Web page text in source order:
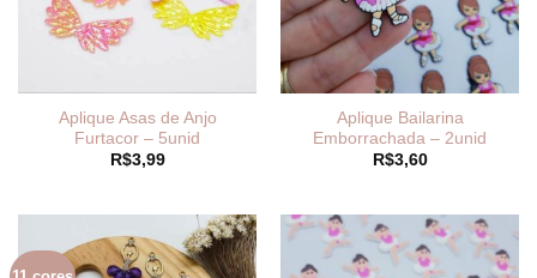
Aplique Asas de Anjo
Furtacor – 5unid
R$3,99
Aplique Bailarina
Emborrachada – 2unid
R$3,60